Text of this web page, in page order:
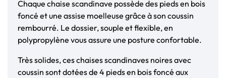
Chaque chaise scandinave possède des pieds en bois
foncé et une assise moelleuse grâce à son coussin
rembourré. Le dossier, souple et flexible, en
polypropylène vous assure une posture confortable.
Très solides, ces chaises scandinaves noires avec
coussin sont dotées de 4 pieds en bois foncé aux